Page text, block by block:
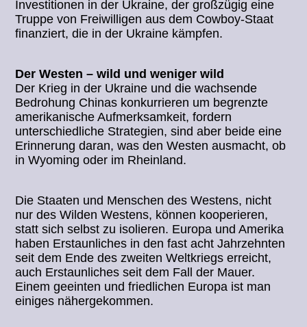
Investitionen in der Ukraine, der großzügig eine
Truppe von Freiwilligen aus dem Cowboy-Staat
finanziert, die in der Ukraine kämpfen.
Der Westen – wild und weniger wild
Der Krieg in der Ukraine und die wachsende
Bedrohung Chinas konkurrieren um begrenzte
amerikanische Aufmerksamkeit, fordern
unterschiedliche Strategien, sind aber beide eine
Erinnerung daran, was den Westen ausmacht, ob
in Wyoming oder im Rheinland.
Die Staaten und Menschen des Westens, nicht
nur des Wilden Westens, können kooperieren,
statt sich selbst zu isolieren. Europa und Amerika
haben Erstaunliches in den fast acht Jahrzehnten
seit dem Ende des zweiten Weltkriegs erreicht,
auch Erstaunliches seit dem Fall der Mauer.
Einem geeinten und friedlichen Europa ist man
einiges nähergekommen.